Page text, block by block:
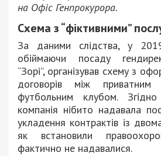
на Офіс Генпрокурора.
Схема з “фіктивними”
За даними слідства, у
обіймаючи посаду
“Зорі”, організував схему з
договорів між приватним
футбольним клубом.
компанія нібито надавала
укладення контрактів із
як встановили
фактично не надавалися.